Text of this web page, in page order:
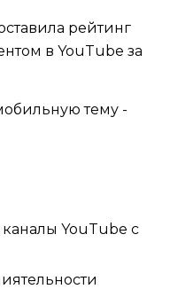
рейтинг
в YouTube за
YouTube с